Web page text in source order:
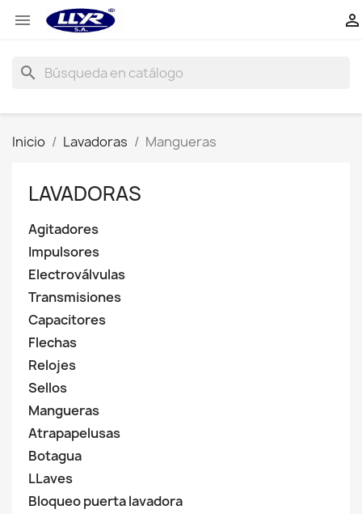
 
search
Inicio Lavadoras Mangueras
LAVADORAS
Agitadores
Impulsores
Electroválvulas
Transmisiones
Capacitores
Flechas
Relojes
Sellos
Mangueras
Atrapapelusas
Botagua
LLaves
Bloqueo puerta lavadora